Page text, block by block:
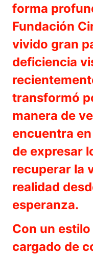
forma
Fundación
vivido gran
deficiencia
transformó
manera de
encuentra
de expresar
recuperar la
realidad
esperanza.
Con un
cargado de